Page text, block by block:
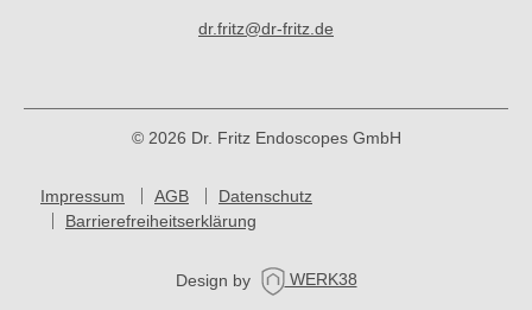
dr.fritz@dr-fritz.de
© 2026 Dr. Fritz Endoscopes GmbH
Impressum AGB
Datenschutz
Barrierefreiheitserklärung
Design by WERK38